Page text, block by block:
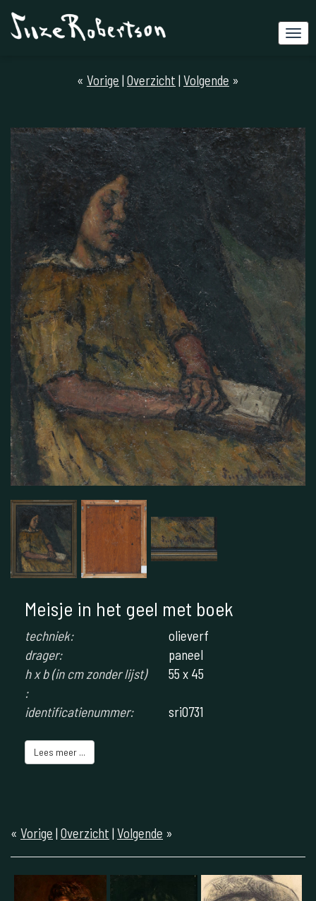
« Vorige | Overzicht | Volgende »
Meisje in het geel met boek
techniek:
olieverf
drager:
paneel
h x b (in cm zonder lijst)
:
55 x 45
identificatienummer: sri0731
Lees meer ...
« Vorige | Overzicht | Volgende »